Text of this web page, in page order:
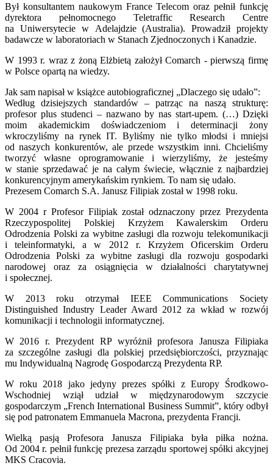
Był konsultantem naukowym France Telecom oraz pełnił funkcję
dyrektora pełnomocnego Teletraffic Research Centre
na Uniwersytecie w Adelajdzie (Australia). Prowadził projekty
badawcze w laboratoriach w Stanach Zjednoczonych i Kanadzie.
W 1993 r. wraz z żoną Elżbietą założył Comarch - pierwszą firmę
w Polsce opartą na wiedzy.
Jak sam napisał w książce autobiograficznej „Dlaczego się udało”:
Według dzisiejszych standardów – patrząc na naszą strukturę:
profesor plus studenci – nazwano by nas start-upem. (…) Dzięki
moim akademickim doświadczeniom i determinacji żony
wkroczyliśmy na rynek IT. Byliśmy nie tylko młodsi i mniejsi
od naszych konkurentów, ale przede wszystkim inni. Chcieliśmy
tworzyć własne oprogramowanie i wierzyliśmy, że jesteśmy
w stanie sprzedawać je na całym świecie, włącznie z najbardziej
konkurencyjnym amerykańskim rynkiem. To nam się udało.
Prezesem Comarch S.A. Janusz Filipiak został w 1998 roku.
W 2004 r Profesor Filipiak został odznaczony przez Prezydenta
Rzeczypospolitej Polskiej Krzyżem Kawalerskim Orderu
Odrodzenia Polski za wybitne zasługi dla rozwoju telekomunikacji
i teleinformatyki, a w 2012 r. Krzyżem Oficerskim Orderu
Odrodzenia Polski za wybitne zasługi dla rozwoju gospodarki
narodowej oraz za osiągnięcia w działalności charytatywnej
i społecznej.
W 2013 roku otrzymał IEEE Communications Society
Distinguished Industry Leader Award 2012 za wkład w rozwój
komunikacji i technologii informatycznej.
W 2016 r. Prezydent RP wyróżnił profesora Janusza Filipiaka
za szczególne zasługi dla polskiej przedsiębiorczości, przyznając
mu Indywidualną Nagrodę Gospodarczą Prezydenta RP.
W roku 2018 jako jedyny prezes spółki z Europy Środkowo-
Wschodniej wziął udział w międzynarodowym szczycie
gospodarczym „French International Business Summit”, który odbył
się pod patronatem Emmanuela Macrona, prezydenta Francji.
Wielką pasją Profesora Janusza Filipiaka była piłka nożna.
Od 2004 r. pełnił funkcję prezesa zarządu sportowej spółki akcyjnej
MKS Cracovia.